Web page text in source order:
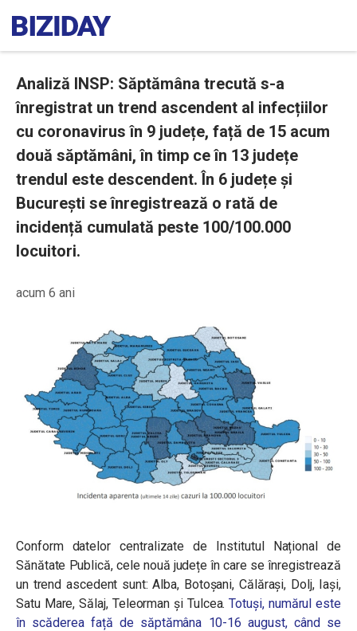
Analiză INSP: Săptămâna trecută s-a
înregistrat un trend ascendent al infecțiilor
cu coronavirus în 9 județe, față de 15 acum
două săptămâni, în timp ce în 13 județe
trendul este descendent. În 6 județe și
București se înregistrează o rată de
incidență cumulată peste 100/100.000
locuitori.
acum 6 ani
Conform datelor centralizate de Institutul Național de
Sănătate Publică, cele nouă județe în care se înregistrează
un trend ascedent sunt: Alba, Botoșani, Călărași, Dolj, Iași,
Satu Mare, Sălaj, Teleorman și Tulcea.Totuși, numărul este
în scăderea față de săptămâna 10-16 august, când se